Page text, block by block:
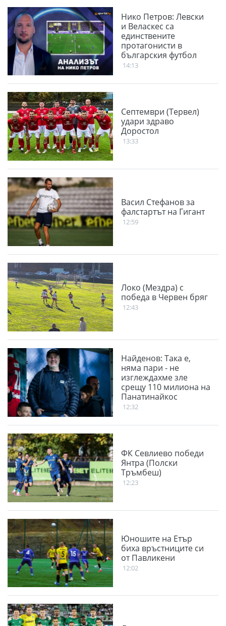
Нико Петров: Левски
и Веласкес са
единствените
протагонисти в
българския футбол
14:13
Септември (Тервел)
удари здраво
Доростол
13:33
Васил Стефанов за
фалстартът на Гигант
12:59
Локо (Мездра) с
победа в Червен бряг
12:43
Найденов: Така е,
няма пари - не
изглеждахме зле
срещу 110 милиона на
Панатинайкос
12:32
ФК Севлиево победи
Янтра (Полски
Тръмбеш)
12:23
Юношите на Етър
биха връстниците си
от Павликени
12:02